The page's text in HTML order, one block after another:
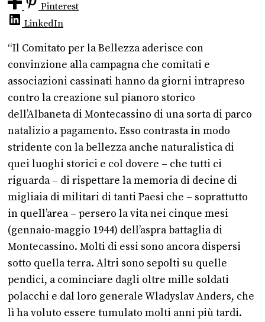
Pinterest
LinkedIn
“Il Comitato per la Bellezza aderisce con
convinzione alla campagna che comitati e
associazioni cassinati hanno da giorni intrapreso
contro la creazione sul pianoro storico
dell’Albaneta di Montecassino di una sorta di parco
natalizio a pagamento. Esso contrasta in modo
stridente con la bellezza anche naturalistica di
quei luoghi storici e col dovere – che tutti ci
riguarda – di rispettare la memoria di decine di
migliaia di militari di tanti Paesi che – soprattutto
in quell’area – persero la vita nei cinque mesi
(gennaio-maggio 1944) dell’aspra battaglia di
Montecassino. Molti di essi sono ancora dispersi
sotto quella terra. Altri sono sepolti su quelle
pendici, a cominciare dagli oltre mille soldati
polacchi e dal loro generale Wladyslav Anders, che
lì ha voluto essere tumulato molti anni più tardi.